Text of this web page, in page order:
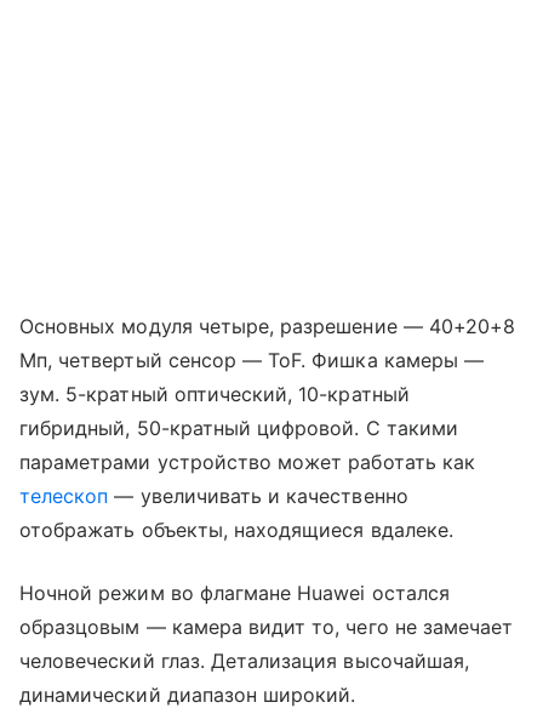
Основных модуля четыре, разрешение — 40+20+8
Мп, четвертый сенсор — ToF. Фишка камеры —
зум. 5-кратный оптический, 10-кратный
гибридный, 50-кратный цифровой. С такими
параметрами устройство может работать как
телескоп — увеличивать и качественно
отображать объекты, находящиеся вдалеке.
Ночной режим во флагмане Huawei остался
образцовым — камера видит то, чего не замечает
человеческий глаз. Детализация высочайшая,
динамический диапазон широкий.